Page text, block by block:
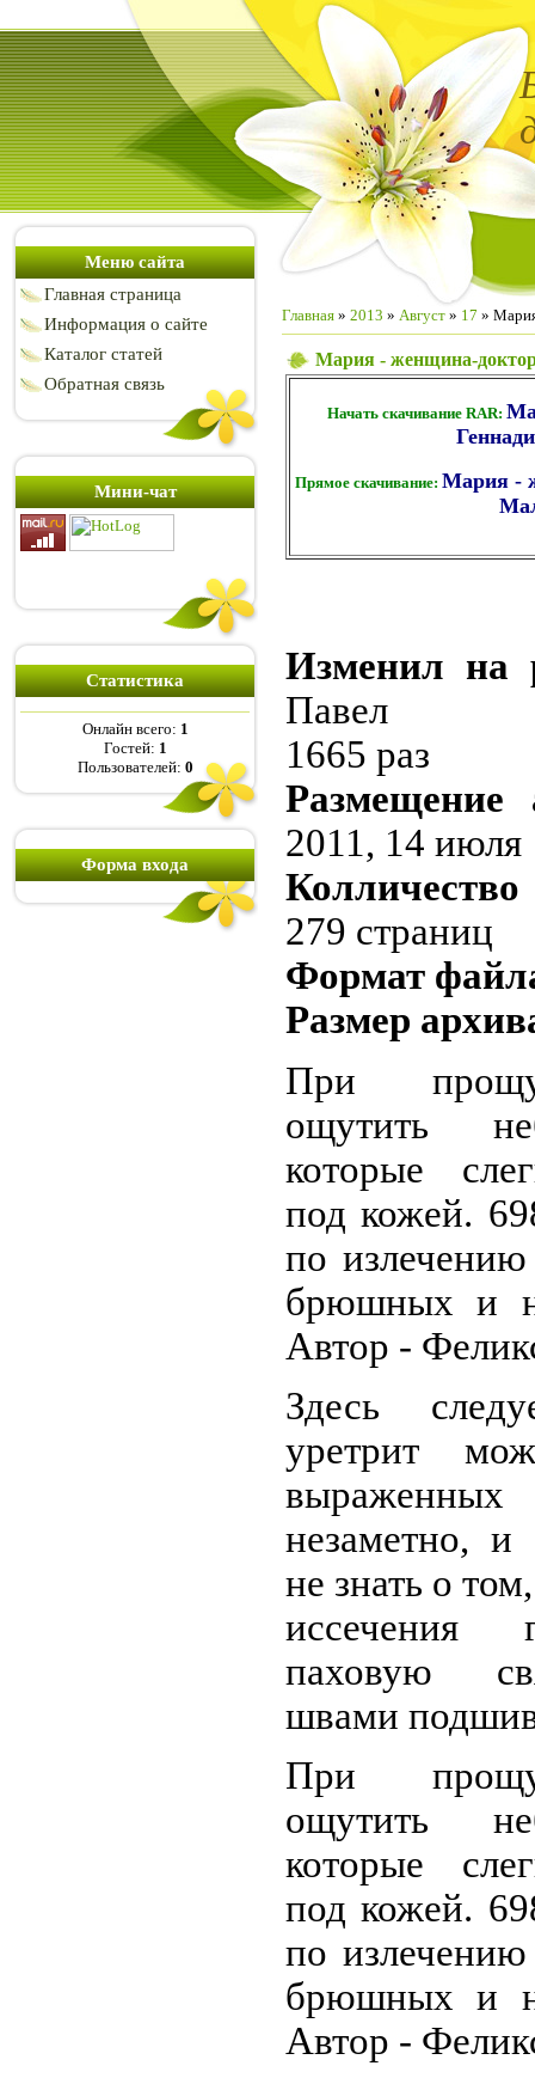
Меню сайта
Главная страница
Информация о сайте
Каталог статей
Обратная связь
Мини-чат
Статистика
Онлайн всего: 1
Гостей: 1
Пользователей: 0
Форма входа
Главная » 2013 » Август » 17 »
Мария - женщина-
Начать скачивание RAR:
Прямое скачивание: Мария -
Изменил на
Павел
1665 раз
2011, 14 июля
279 страниц
Формат
Размер
При
ощутить
которые
под кожей.
по
брюшных и
Автор -
Здесь
уретрит
незаметно,
не знать о
иссечения
паховую
швами
При
ощутить
которые
под кожей.
по
брюшных и
Автор -